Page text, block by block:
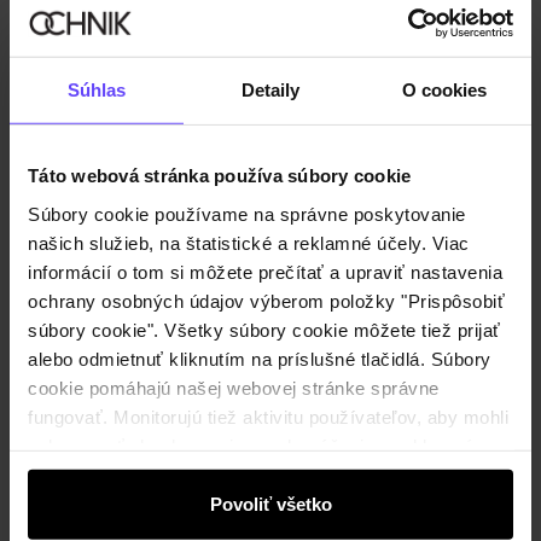
Súhlas Detaily O cookies
Táto webová stránka používa súbory cookie
Súbory cookie používame na správne poskytovanie
našich služieb, na štatistické a reklamné účely. Viac
informácií o tom si môžete prečítať a upraviť nastavenia
ochrany osobných údajov výberom položky "Prispôsobiť
súbory cookie". Všetky súbory cookie môžete tiež prijať
alebo odmietnuť kliknutím na príslušné tlačidlá. Súbory
cookie pomáhajú našej webovej stránke správne
fungovať. Monitorujú tiež aktivitu používateľov, aby mohli
správy, ktoré vás informujú o najnovších akciách v
elektronickom obchode. Informácie o tom, ako používate
našu stránku, zdieľame s partnermi v oblasti sociálnych
Povoliť všetko
Bežová okrúhla dámska kozmetická taštička
5.0 (2)
€19,90
najnižšia cena za 30 dní pred znížením